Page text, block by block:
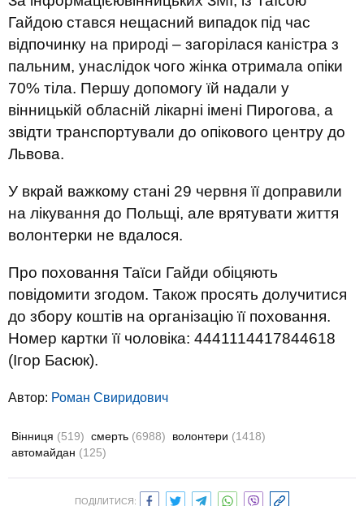
Гайдою стався нещасний випадок під час
відпочинку на природі – загорілася каністра з
пальним, унаслідок чого жінка отримала опіки
70% тіла. Першу допомогу їй надали у
вінницькій обласній лікарні імені Пирогова, а
звідти транспортували до опікового центру до
Львова.
У вкрай важкому стані 29 червня її доправили
на лікування до Польщі, але врятувати життя
волонтерки не вдалося.
Про поховання Таїси Гайди обіцяють
повідомити згодом. Також просять долучитися
до збору коштів на організацію її поховання.
Номер картки її чоловіка: 4441114417844618
(Ігор Басюк).
Автор: Роман Свиридович
Вінниця (519) смерть (6988) волонтери (1418)
автомайдан (125)
ПОДІЛИТИСЯ: